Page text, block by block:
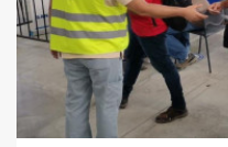
NOTICIAS